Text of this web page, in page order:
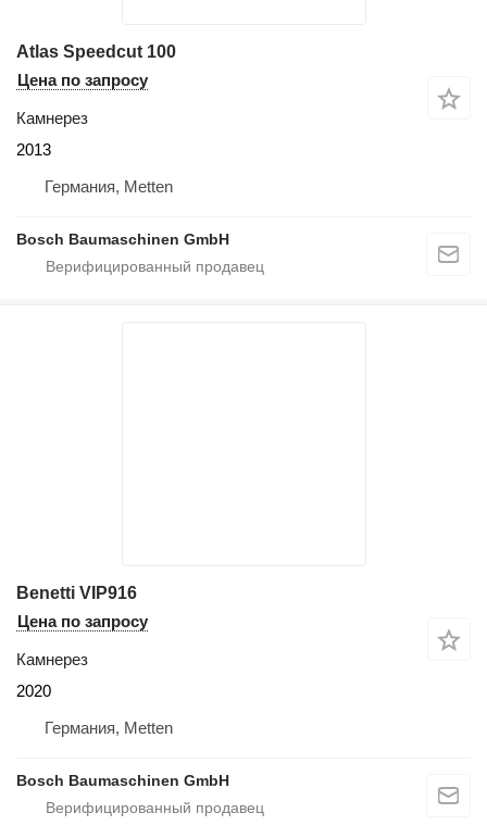
Atlas Speedcut 100
Цена по запросу
Камнерез
2013
Германия, Metten
Bosch Baumaschinen GmbH
Benetti VIP916
Цена по запросу
Камнерез
2020
Германия, Metten
Bosch Baumaschinen GmbH